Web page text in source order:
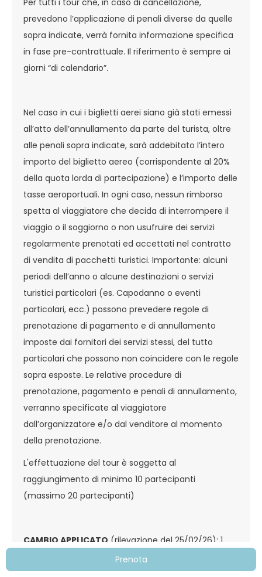
Prenota
Per tutti i tour che, in caso di cancellazione,
prevedono l’applicazione di penali diverse da quelle
sopra indicate, verrà fornita informazione specifica
in fase pre-contrattuale. Il riferimento è sempre ai
giorni “di calendario”.
Nel caso in cui i biglietti aerei siano già stati emessi
all’atto dell’annullamento da parte del turista, oltre
alle penali sopra indicate, sarà addebitato l’intero
importo del biglietto aereo (corrispondente al 20%
della quota lorda di partecipazione) e l’importo delle
tasse aeroportuali. In ogni caso, nessun rimborso
spetta al viaggiatore che decida di interrompere il
viaggio o il soggiorno o non usufruire dei servizi
regolarmente prenotati ed accettati nel contratto
di vendita di pacchetti turistici. Importante: alcuni
periodi dell’anno o alcune destinazioni o servizi
turistici particolari (es. Capodanno o eventi
particolari, ecc.) possono prevedere regole di
prenotazione di pagamento e di annullamento
imposte dai fornitori dei servizi stessi, del tutto
particolari che possono non coincidere con le regole
sopra esposte. Le relative procedure di
prenotazione, pagamento e penali di annullamento,
verranno specificate al viaggiatore
dall’organizzatore e/o dal venditore al momento
della prenotazione.
L'effettuazione del tour è soggetta al
raggiungimento di minimo 10 partecipanti
(massimo 20 partecipanti)
CAMBIO APPLICATO (rilevazione del 25/02/26): 1